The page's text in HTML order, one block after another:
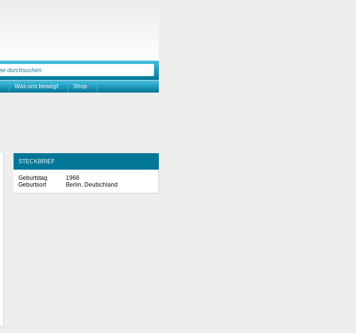
Was uns bewegt Shop
STECKBRIEF
Geburtstag
1966
Geburtsort
Berlin, Deutschland